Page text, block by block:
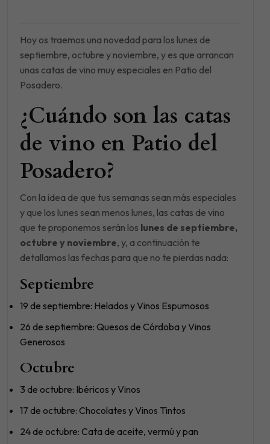
Hoy os traemos una novedad para los lunes de
septiembre, octubre y noviembre, y es que arrancan
unas catas de vino muy especiales en Patio del
Posadero.
¿Cuándo son las catas
de vino en Patio del
Posadero?
Con la idea de que tus semanas sean más especiales
y que los lunes sean menos lunes, las catas de vino
que te proponemos serán los lunes de septiembre,
octubre y noviembre, y, a continuación te
detallamos las fechas para que no te pierdas nada:
Septiembre
19 de septiembre: Helados y Vinos Espumosos
26 de septiembre: Quesos de Córdoba y Vinos
Generosos
Octubre
3 de octubre: Ibéricos y Vinos
17 de octubre: Chocolates y Vinos Tintos
24 de octubre: Cata de aceite, vermú y pan